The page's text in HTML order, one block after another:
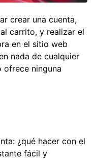
crear una cuenta,
carrito, y realizar el
en el sitio web
nada de cualquier
ofrece ninguna
¿qué hacer con el
fácil y